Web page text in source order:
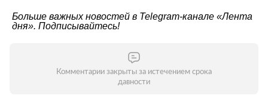
Больше важных новостей в Telegram-канале «Лента
дня». Подписывайтесь!
Комментарии закрыты за истечением срока
давности